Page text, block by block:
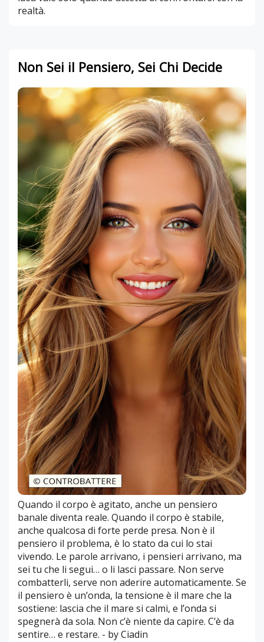
realtà.
Non Sei il Pensiero, Sei Chi Decide
Quando il corpo è agitato, anche un pensiero
banale diventa reale. Quando il corpo è stabile,
anche qualcosa di forte perde presa. Non è il
pensiero il problema, è lo stato da cui lo stai
vivendo. Le parole arrivano, i pensieri arrivano, ma
sei tu che li segui… o li lasci passare. Non serve
combatterli, serve non aderire automaticamente. Se
il pensiero è un’onda, la tensione è il mare che la
sostiene: lascia che il mare si calmi, e l’onda si
spegnerà da sola. Non c’è niente da capire. C’è da
sentire… e restare. - by Ciadin